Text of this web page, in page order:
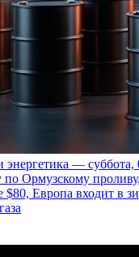
энергетика — суббота,
Ормузскому
$80, Европа входит в